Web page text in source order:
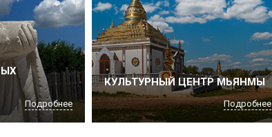
Подробнее
КУЛЬТУРНЫЙ ЦЕНТР МЬЯНМЫ
Подробнее